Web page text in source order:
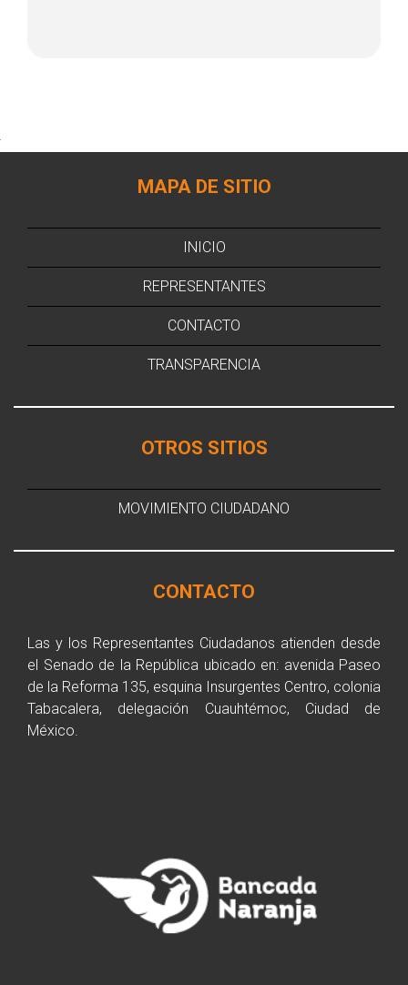
MAPA DE SITIO
INICIO
REPRESENTANTES
CONTACTO
TRANSPARENCIA
OTROS SITIOS
MOVIMIENTO CIUDADANO
CONTACTO
Las y los Representantes Ciudadanos atienden desde
el Senado de la República ubicado en: avenida Paseo
de la Reforma 135, esquina Insurgentes Centro, colonia
Tabacalera, delegación Cuauhtémoc, Ciudad de
México.